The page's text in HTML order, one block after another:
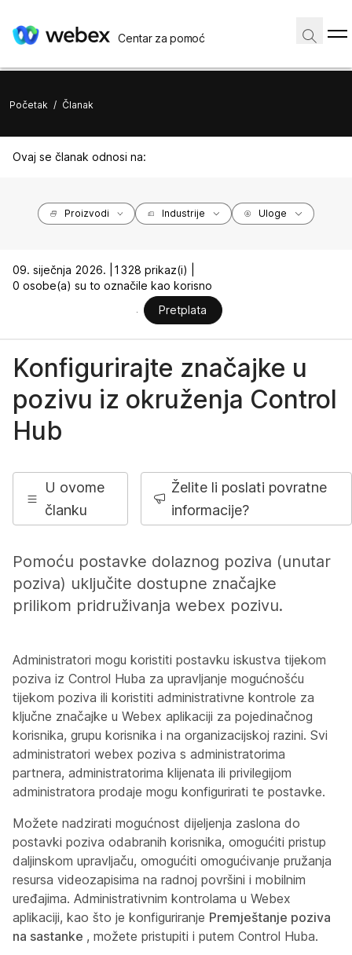
Centar za pomoć
Početak / Članak
Ovaj se članak odnosi na:
Proizvodi Industrije Uloge
09. siječnja 2026. |
1328 prikaz(i) |
0 osobe(a) su to označile kao korisno
Pretplata
Konfigurirajte značajke u
pozivu iz okruženja Control
Hub
U ovome
članku
Želite li poslati povratne
informacije?
Pomoću postavke dolaznog poziva (unutar
poziva) uključite dostupne značajke
prilikom pridruživanja webex pozivu.
Administratori mogu koristiti postavku iskustva tijekom
poziva iz Control Huba za upravljanje mogućnošću
tijekom poziva ili koristiti administrativne kontrole za
ključne značajke u Webex aplikaciji za pojedinačnog
korisnika, grupu korisnika i na organizacijskoj razini. Svi
administratori webex poziva s administratorima
partnera, administratorima klijenata ili privilegijom
administratora prodaje mogu konfigurirati te postavke.
Možete nadzirati mogućnost dijeljenja zaslona do
postavki poziva odabranih korisnika, omogućiti pristup
daljinskom upravljaču, omogućiti omogućivanje pružanja
resursa videozapisima na radnoj površini i mobilnim
uređajima. Administrativnim kontrolama u Webex
aplikaciji, kao što je konfiguriranje Premještanje poziva
na sastanke , možete pristupiti i putem Control Huba.